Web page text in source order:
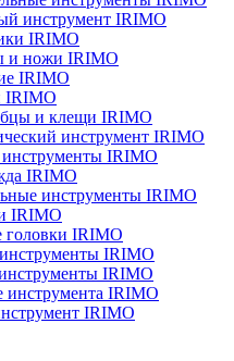
инструмент IRIMO
IRIMO
и ножи IRIMO
IRIMO
IRIMO
и клещи IRIMO
инструмент IRIMO
IRIMO
IRIMO
инструменты IRIMO
IRIMO
головки IRIMO
IRIMO
IRIMO
инструмента IRIMO
IRIMO